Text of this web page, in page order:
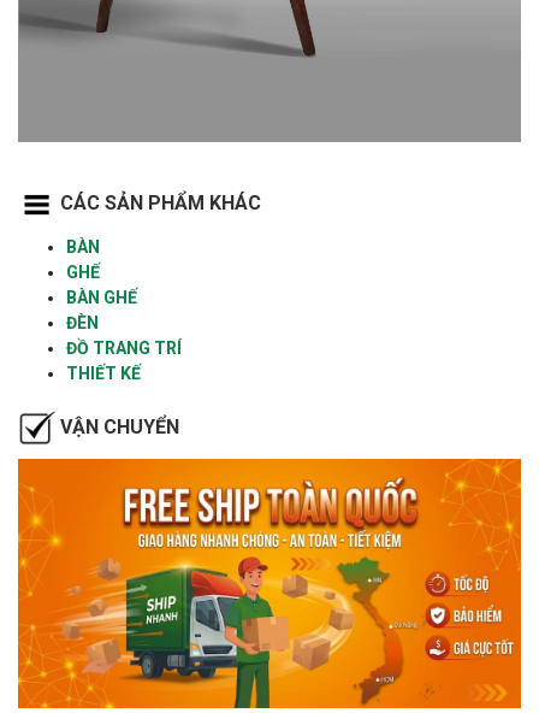
CÁC SẢN PHẨM KHÁC
BÀN
GHẾ
BÀN GHẾ
ĐÈN
ĐỒ TRANG TRÍ
THIẾT KẾ
VẬN CHUYỂN